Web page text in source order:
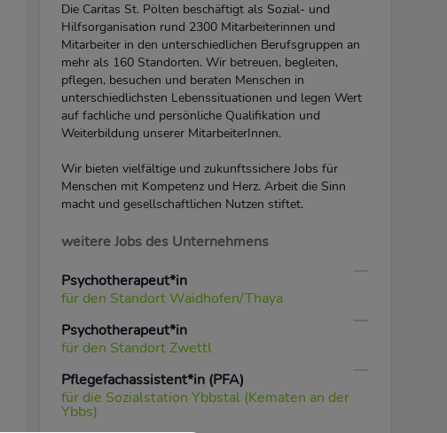
Die Caritas St. Pölten beschäftigt als Sozial- und
Hilfsorganisation rund 2300 Mitarbeiterinnen und
Mitarbeiter in den unterschiedlichen Berufsgruppen an
mehr als 160 Standorten. Wir betreuen, begleiten,
pflegen, besuchen und beraten Menschen in
unterschiedlichsten Lebenssituationen und legen Wert
auf fachliche und persönliche Qualifikation und
Weiterbildung unserer MitarbeiterInnen.
Wir bieten vielfältige und zukunftssichere Jobs für
Menschen mit Kompetenz und Herz. Arbeit die Sinn
macht und gesellschaftlichen Nutzen stiftet.
weitere Jobs des Unternehmens
Psychotherapeut*in
für den Standort Waidhofen/Thaya
Psychotherapeut*in
für den Standort Zwettl
Pflegefachassistent*in (PFA)
für die Sozialstation Ybbstal (Kematen an der
Ybbs)